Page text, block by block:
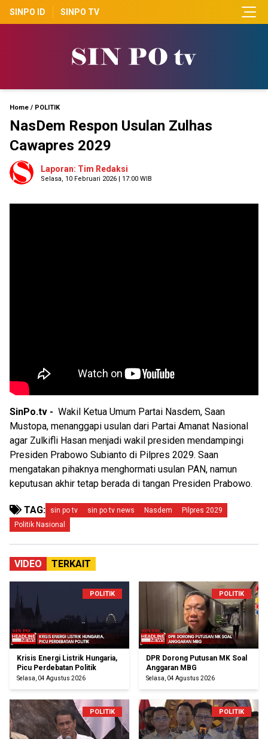
SINPO ID SINPO TV
Home / POLITIK
NasDem Respon Usulan Zulhas
Cawapres 2029
Laporan: Tim Redaksi
Selasa, 10 Februari 2026 | 17:00 WIB
SinPo.tv - Wakil Ketua Umum Partai Nasdem, Saan
Mustopa, menanggapi usulan dari Partai Amanat Nasional
agar Zulkifli Hasan menjadi wakil presiden mendampingi
Presiden Prabowo Subianto di Pilpres 2029. Saan
mengatakan pihaknya menghormati usulan PAN, namun
keputusan akhir tetap berada di tangan Presiden Prabowo.
TAG: sin po tv sin po tv news Nasdem
Pilpres 2029
Politik Nasional
VIDEO TERKAIT
POLITIK
Krisis Energi Listrik Hungaria,
Picu Perdebatan Politik
Selasa, 04 Agustus 2026
POLITIK
DPR Dorong Putusan MK Soal
Anggaran MBG
Selasa, 04 Agustus 2026
POLITIK POLITIK